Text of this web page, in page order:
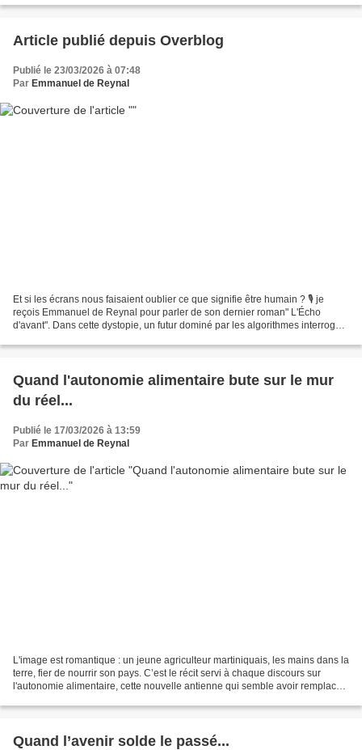
Article publié depuis Overblog
Publié le 23/03/2026 à 07:48
Par Emmanuel de Reynal
Et si les écrans nous faisaient oublier ce que signifie être humain ? 🎙️ je
reçois Emmanuel de Reynal pour parler de son dernier roman" L'Écho
d'avant". Dans cette dystopie, un futur dominé par les algorithmes interroge
Quand l'autonomie alimentaire bute sur le mur
du réel...
Publié le 17/03/2026 à 13:59
Par Emmanuel de Reynal
L'image est romantique : un jeune agriculteur martiniquais, les mains dans la
terre, fier de nourrir son pays. C’est le récit servi à chaque discours sur
l'autonomie alimentaire, cette nouvelle antienne qui semble avoir remplacé
Quand l’avenir solde le passé...